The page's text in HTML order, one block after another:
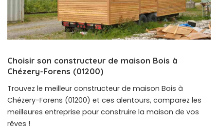
Choisir son constructeur de maison Bois à
Chézery-Forens (01200)
Trouvez le meilleur constructeur de maison Bois à
Chézery-Forens (01200) et ces alentours, comparez les
meilleures entreprise pour construire la maison de vos
rêves !